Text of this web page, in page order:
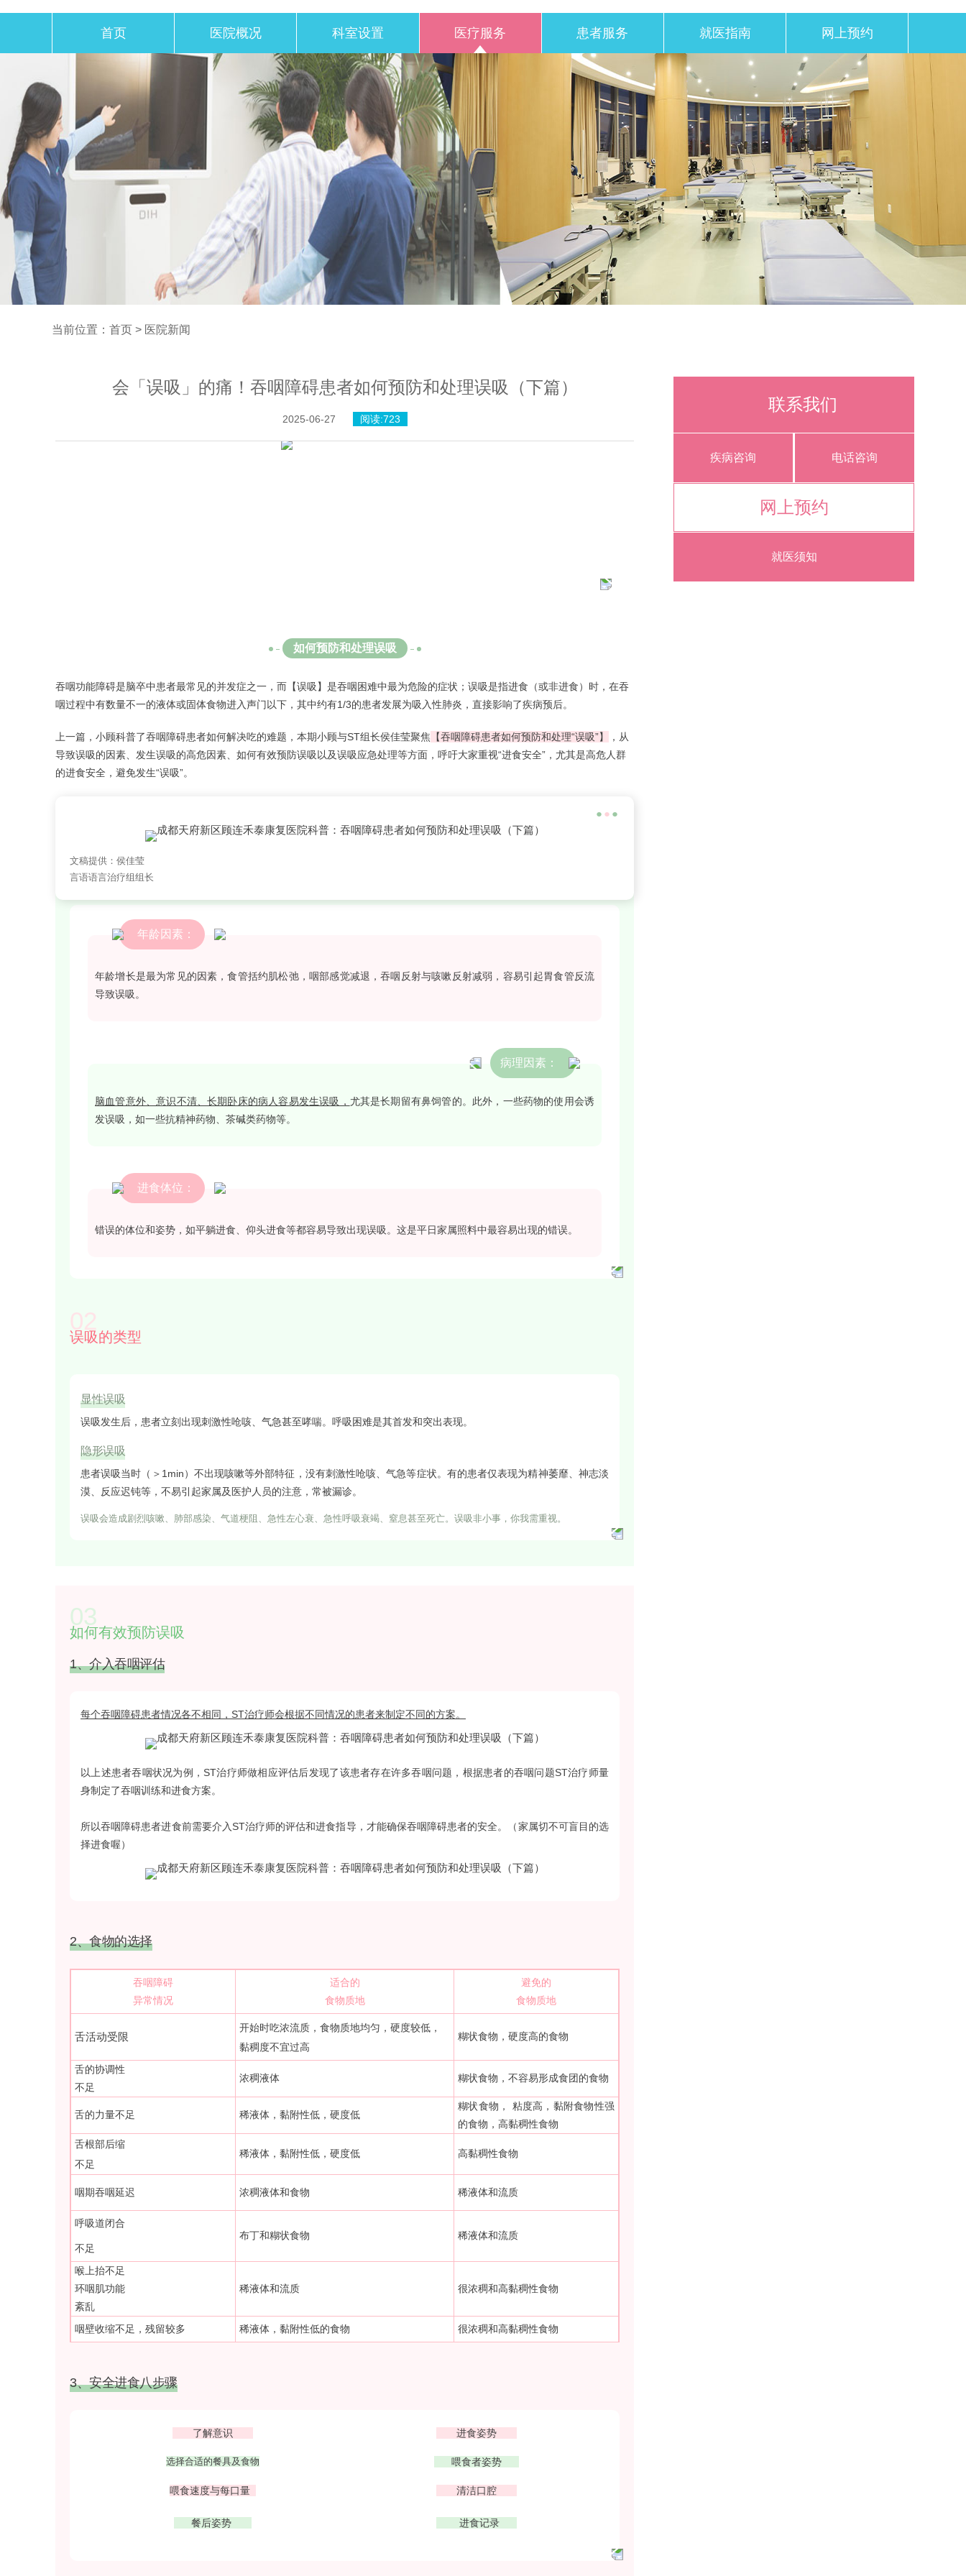
首页 医院概况 科室设置 医疗服务 患者服务 就医指南 网上预约
当前位置： 首页 > 医院新闻
会「误吸」的痛！吞咽障碍患者如何预防和处理误吸（下篇）
2025-06-27 阅读:723
如何预防和处理误吸
吞咽功能障碍是脑卒中患者最常见的并发症之一，而【误吸】 是吞咽困难中最为危险的症状； 误吸是指进食（或非进食）时，在吞
咽过程中有数量不一的液体或固体食物进入声门以下，其中约有1/3的患者发展为吸入性肺炎，直接影响了疾病预后。
上一篇，小顾科普了吞咽障碍患者如何解决吃的难题，本期小顾与ST组长侯佳莹聚焦 【吞咽障碍患者如何预防和处理“误吸”】
，从
导致误吸的因素、发生误吸的高危因素、如何有效预防误吸以及误吸应急处理等方面，呼吁大家重视“进食安全”，尤其是高危人群
的进食安全，避免发生“误吸”。
● ● ●
文稿提供：侯佳莹
言语语言治疗组组长
01
导致误吸的因素
年龄因素：
年龄增长是最为常见的因素，食管括约肌松弛，咽部感觉减退，吞咽反射与咳嗽反射减弱，容易引起胃食管反流
导致误吸。
病理因素：
脑血管意外、意识不清、长期卧床的病人容易发生误吸， 尤其是长期留有鼻饲管的。此外，一些药物的使用会诱
发误吸，如一些抗精神药物、茶碱类药物等。
进食体位：
错误的体位和姿势 ，如平躺进食、仰头进食等都容易导致出现误吸。这是平日家属照料中最容易出现的错误。
02
误吸的类型
显性误吸
误吸发生后，患者立刻出现刺激性呛咳、气急甚至哮喘。呼吸困难是其首发和突出表现。
隐形误吸
患者误吸当时（＞1min）不出现咳嗽等外部特征，没有刺激性呛咳、气急等症状。有的患者仅表现为精神萎靡、神志淡
漠、反应迟钝等，不易引起家属及医护人员的注意，常被漏诊。
误吸会造成剧烈咳嗽、肺部感染、气道梗阻、急性左心衰、急性呼吸衰竭、窒息甚至死亡。 误吸非小事，你我需重视。
03
如何有效预防误吸
1、介入吞咽评估
每个吞咽障碍患者情况各不相同，ST治疗师会根据不同情况的患者来制定不同的方案。
以上述患者吞咽状况为例，ST治疗师做相应评估后发现了该患者存在许多吞咽问题，根据患者的吞咽问题ST治疗师量
身制定了吞咽训练和进食方案。
所以吞咽障碍患者进食前需要介入ST治疗师的评估和进食指导 ，才能确保吞咽障碍患者的安全。（家属切不可盲目的选
择进食喔）
2、食物的选择
吞咽障碍
异常情况
适合的
食物质地
避免的
食物质地
舌活动受限
开始时吃浓流质，食物质地均匀，硬度较低，
黏稠度不宜过高
糊状食物，硬度高的食物
舌的协调性
不足
浓稠液体 糊状食物，不容易形成食团的食物
舌的力量不足 稀液体，黏附性低，硬度低
糊状食物， 粘度高，黏附食物性强
的食物，高黏稠性食物
舌根部后缩
不足
稀液体，黏附性低，硬度低 高黏稠性食物
咽期吞咽延迟 浓稠液体和食物 稀液体和流质
呼吸道闭合
不足
布丁和糊状食物 稀液体和流质
喉上抬不足
环咽肌功能
紊乱
稀液体和流质 很浓稠和高黏稠性食物
咽壁收缩不足，残留较多 稀液体，黏附性低的食物 很浓稠和高黏稠性食物
3、安全进食八步骤
了解意识 进食姿势
选择合适的餐具及食物 喂食者姿势
喂食速度与每口量 清洁口腔
餐后姿势 进食记录
联系我们
疾病咨询 电话咨询
网上预约
就医须知